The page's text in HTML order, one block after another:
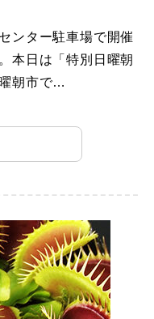
ンター駐車場で開催
本日は「特別日曜朝
朝市で…